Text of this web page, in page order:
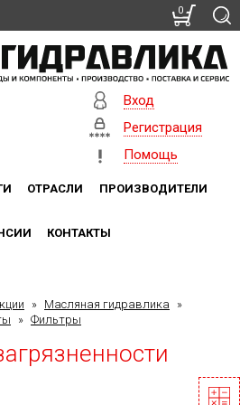
Вход
Регистрация
Помощь
ОТРАСЛИ ПРОИЗВОДИТЕЛИ
КОНТАКТЫ
» Масляная гидравлика
»
» Фильтры
0